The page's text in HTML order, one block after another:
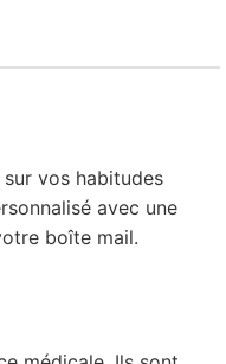
vos habitudes
avec une
boîte mail.